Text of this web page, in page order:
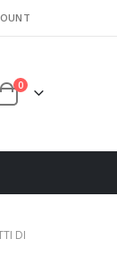
0elementi
DI